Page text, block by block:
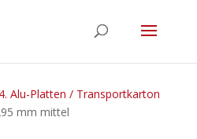
Alu-Platten / Transportkarton
mm mittel